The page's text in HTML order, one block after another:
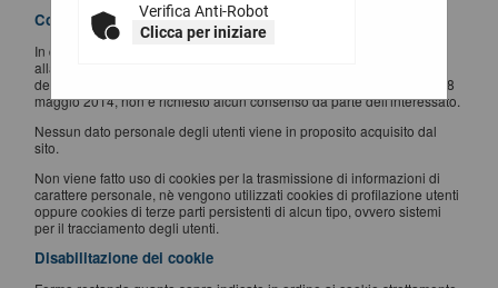
Verifica Anti-Robot
Clicca per iniziare
Cookies utilizzati
In questo sito si utilizzano solo cookie tecnici strettamente necessari
alla navigazione e configurazione del sito, rispetto ai quali, ai sensi
dell'art. 122 del codice privacy e del Provvedimento del Garante dell'8
maggio 2014, non è richiesto alcun consenso da parte dell'interessato.
Nessun dato personale degli utenti viene in proposito acquisito dal
sito.
Non viene fatto uso di cookies per la trasmissione di informazioni di
carattere personale, nè vengono utilizzati cookies di profilazione utenti
oppure cookies di terze parti persistenti di alcun tipo, ovvero sistemi
per il tracciamento degli utenti.
Disabilitazione dei cookie